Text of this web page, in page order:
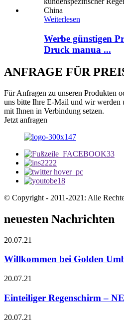
Weiterlesen
Werbe günstigen
Druck manua ...
ANFRAGE FÜR
Für Anfragen zu unseren Produkten
uns bitte Ihre E-Mail und wir werden
mit Ihnen in Verbindung setzen.
Jetzt anfragen
© Copyright - 2011-2021: Alle
neuesten Nachrichten
20.07.21
Willkommen bei Golden
20.07.21
Einteiliger Regenschirm –
20.07.21